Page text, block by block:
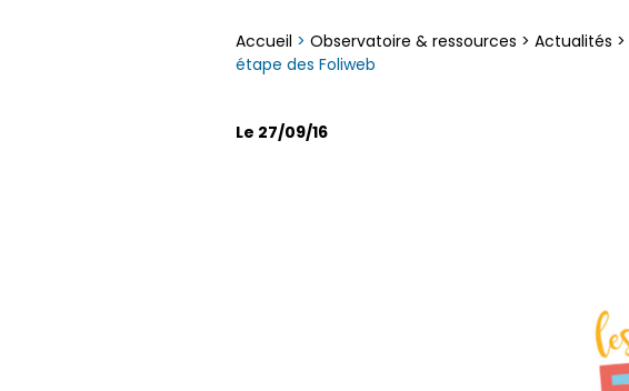
Accueil > Observatoire & ressources > Actualités >
étape des Foliweb
Le 27/09/16